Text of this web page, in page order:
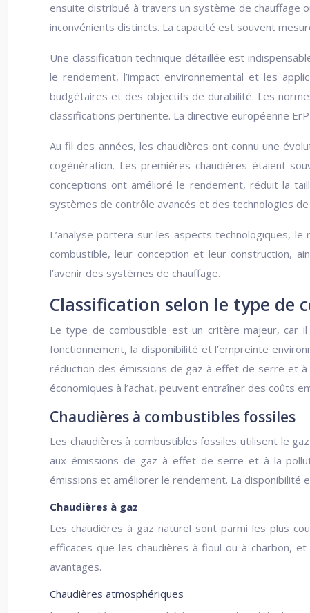
ensuite distribué à travers un système de chauffage
inconvénients distincts. La capacité est souvent
Une classification technique détaillée est
le rendement, l’impact environnemental et les
budgétaires et des objectifs de durabilité. Les
classifications pertinente. La directive européenne
Au fil des années, les chaudières ont connu une
cogénération. Les premières chaudières étaient
conceptions ont amélioré le rendement, réduit la
systèmes de contrôle avancés et des technologies
L’analyse portera sur les aspects technologiques,
combustible, leur conception et leur construction,
l’avenir des systèmes de chauffage.
Classification selon le type de
Le type de combustible est un critère majeur, car
fonctionnement, la disponibilité et l’empreinte
réduction des émissions de gaz à effet de serre et à
économiques à l’achat, peuvent entraîner des coûts
Chaudières à combustibles fossiles
Les chaudières à combustibles fossiles utilisent le
aux émissions de gaz à effet de serre et à la
émissions et améliorer le rendement. La disponibilité
Chaudières à gaz
Les chaudières à gaz naturel sont parmi les plus
efficaces que les chaudières à fioul ou à charbon,
avantages.
Chaudières atmosphériques